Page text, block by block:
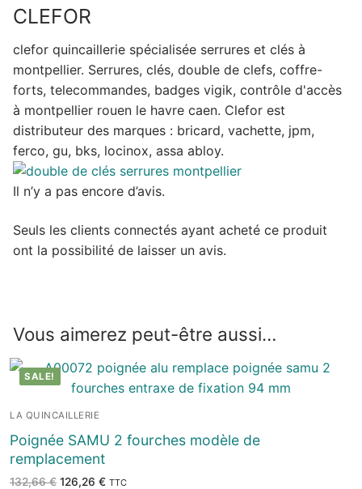
CLEFOR
clefor quincaillerie spécialisée serrures et clés à
montpellier. Serrures, clés, double de clefs, coffre-
forts, telecommandes, badges vigik, contrôle d'accès
à montpellier rouen le havre caen. Clefor est
distributeur des marques : bricard, vachette, jpm,
ferco, gu, bks, locinox, assa abloy.
Il n’y a pas encore d’avis.
Seuls les clients connectés ayant acheté ce produit
ont la possibilité de laisser un avis.
Vous aimerez peut-être aussi…
SALE!
LA QUINCAILLERIE
Poignée SAMU 2 fourches modèle de
remplacement
132,66€ Le
126,26 €Le
TTC